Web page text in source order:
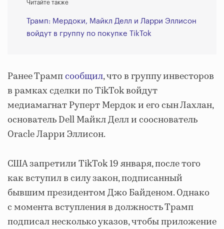
Читайте также
Трамп: Мердоки, Майкл Делл и Ларри Эллисон
войдут в группу по покупке TikTok
Ранее Трампсообщил, что в группу инвесторов
в рамках сделки по TikTok войдут
медиамагнат Руперт Мердок и его сын Лахлан,
основатель Dell Майкл Делл и сооснователь
Oracle Ларри Эллисон.
США запретили TikTok 19 января, после того
как вступил в силу закон, подписанный
бывшим президентом Джо Байденом. Однако
с момента вступления в должность Трамп
подписал несколько указов, чтобы приложение